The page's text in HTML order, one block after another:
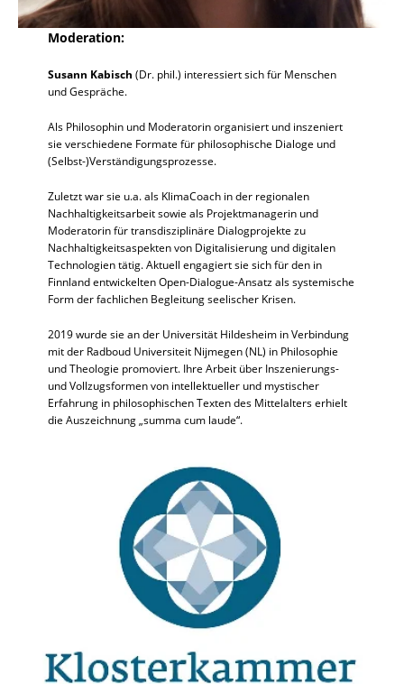
Moderation:
Susann Kabisch (Dr. phil.) interessiert sich für Menschen
und Gespräche.
Als Philosophin und Moderatorin organisiert und inszeniert
sie verschiedene Formate für philosophische Dialoge und
(Selbst-)Verständigungsprozesse.
Zuletzt war sie u.a. als KlimaCoach in der regionalen
Nachhaltigkeitsarbeit sowie als Projektmanagerin und
Moderatorin für transdisziplinäre Dialogprojekte zu
Nachhaltigkeitsaspekten von Digitalisierung und digitalen
Technologien tätig. Aktuell engagiert sie sich für den in
Finnland entwickelten Open-Dialogue-Ansatz als systemische
Form der fachlichen Begleitung seelischer Krisen.
2019 wurde sie an der Universität Hildesheim in Verbindung
mit der Radboud Universiteit Nijmegen (NL) in Philosophie
und Theologie promoviert. Ihre Arbeit über Inszenierungs-
und Vollzugsformen von intellektueller und mystischer
Erfahrung in philosophischen Texten des Mittelalters erhielt
die Auszeichnung „summa cum laude“.